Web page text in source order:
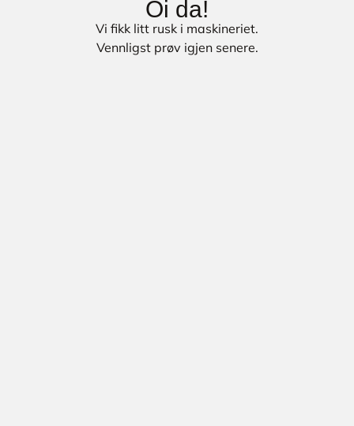
Oi da!
Vi fikk litt rusk i maskineriet.
Vennligst prøv igjen senere.